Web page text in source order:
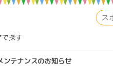
探す
テナンスのお知らせ